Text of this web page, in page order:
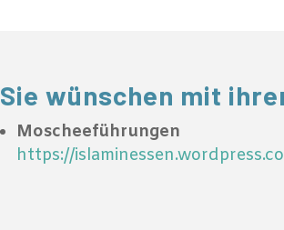
Sie wünschen mit
Moscheeführungen
https://